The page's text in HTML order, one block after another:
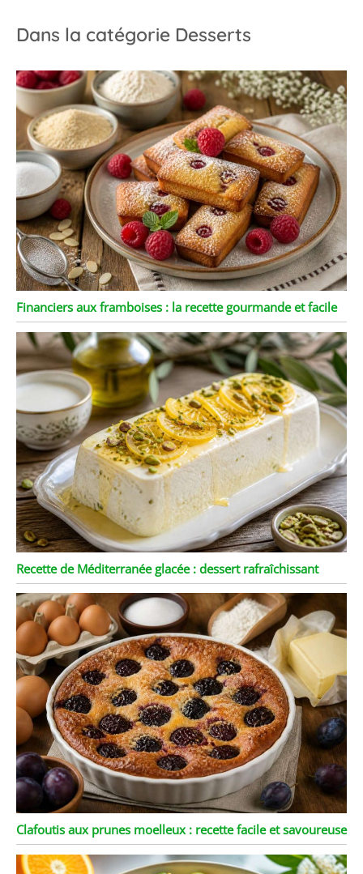
Dans la catégorie Desserts
Financiers aux framboises : la recette gourmande et facile
Recette de Méditerranée glacée : dessert rafraîchissant
Clafoutis aux prunes moelleux : recette facile et savoureuse